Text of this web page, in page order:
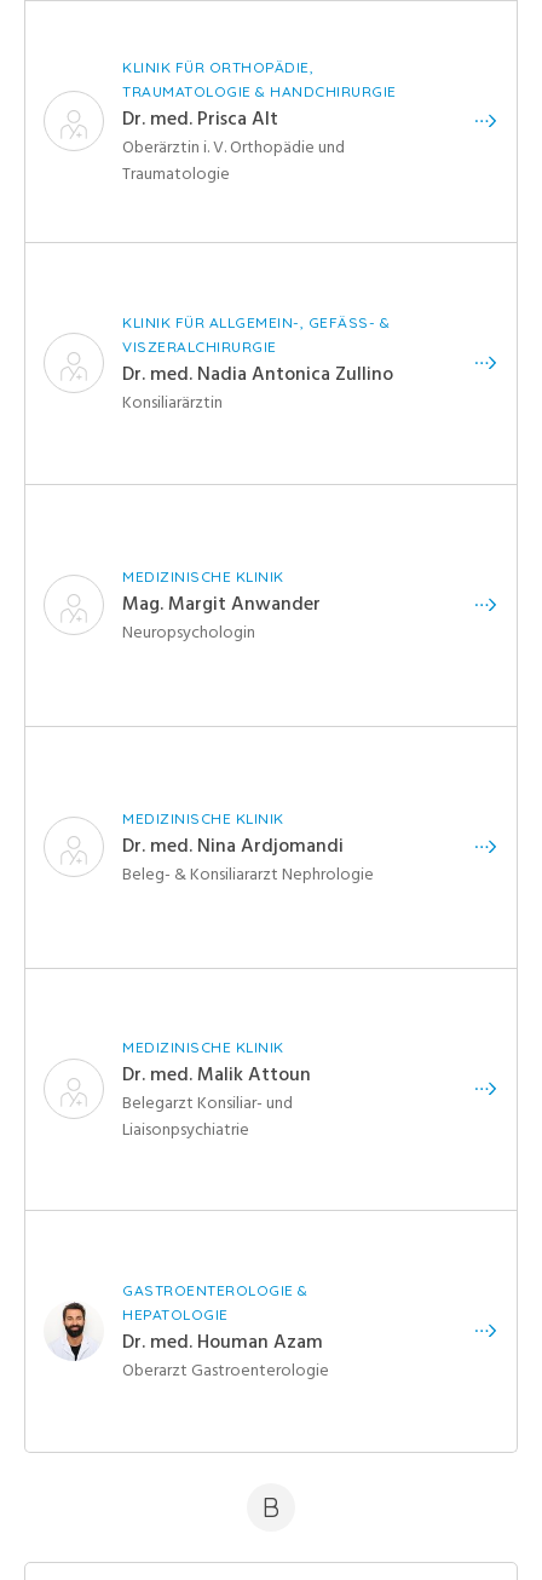
KLINIK FÜR ORTHOPÄDIE,
TRAUMATOLOGIE & HANDCHIRURGIE
Dr. med. Prisca Alt
Oberärztin i. V. Orthopädie und
Traumatologie
KLINIK FÜR ALLGEMEIN-, GEFÄSS- &
VISZERALCHIRURGIE
Dr. med. Nadia Antonica Zullino
Konsiliarärztin
MEDIZINISCHE KLINIK
Mag. Margit Anwander
Neuropsychologin
MEDIZINISCHE KLINIK
Dr. med. Nina Ardjomandi
Beleg- & Konsiliararzt Nephrologie
MEDIZINISCHE KLINIK
Dr. med. Malik Attoun
Belegarzt Konsiliar- und
Liaisonpsychiatrie
GASTROENTEROLOGIE &
HEPATOLOGIE
Dr. med. Houman Azam
Oberarzt Gastroenterologie
B